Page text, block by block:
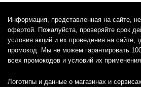
Информация, представленная на сайте,
офертой. Пожалуйста, проверяйте срок
условия акций и их проведения на сайте,
промокод. Мы не можем гарантировать
всех промокодов и условий их применения.
Логотипы и данные о магазинах и